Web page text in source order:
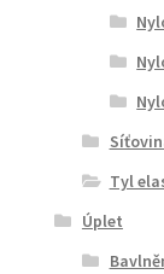
Tyl
Úplet